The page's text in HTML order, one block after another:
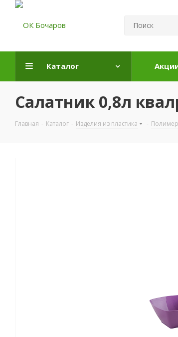
Каталог
Салатник 0,8л
Главная - Каталог - Изделия из пластика -